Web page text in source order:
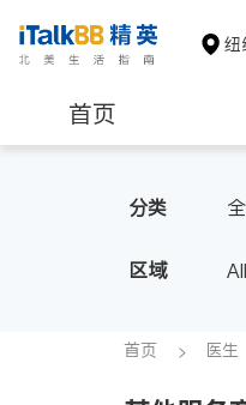
纽
首页
分类
区域 All
首页 医生